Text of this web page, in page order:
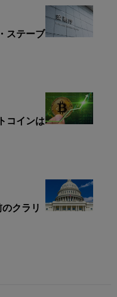
ステーブ
コインは
クラリ